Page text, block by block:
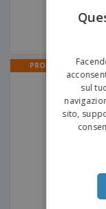
PROMO
sul
sito,